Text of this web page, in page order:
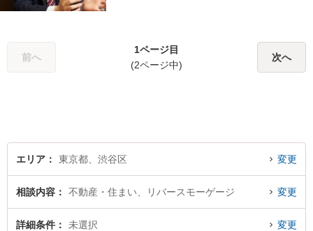
前へ
1ページ目
(2ページ中)
次へ
エリア 東京都、渋谷区 変更
相談内容 不動産・住まい、リバースモーゲージ 変更
詳細条件 未選択 変更